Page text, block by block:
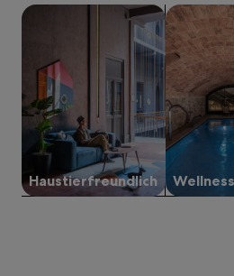
von
wurde.
Preise
und
Verfügbarkeiten
können
sich
ändern.
Es
können
Haustier­freundlich
Suche nach
Wellness
Suche